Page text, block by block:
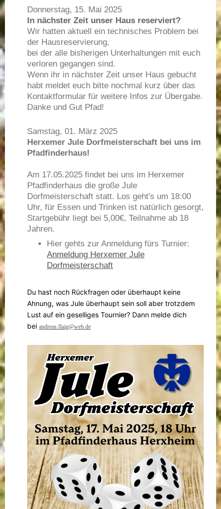
Donnerstag, 15. Mai 2025
In nächster Zeit unser Haus reserviert?
Wir hatten aktuell ein technisches Problem bei
der Hausreservierung,
bei der alle bisherigen Unterhaltungen mit euch
verloren gegangen sind.
Wenn ihr in nächster Zeit unser Haus gebucht
habt meldet euch bitte nochmal kurz über das
Kontaktformular für weitere Infos zur Übergabe.
Danke und Gut Pfad!
Samstag, 01. März 2025
Herxemer Jule Dorfmeisterschaft bei uns im
Pfadfinderhaus!
Am 17.05.2025 findet bei uns im Herxemer
Pfadfinderhaus die große Jule
Dorfmeisterschaft statt. Los geht's um 18:00
Uhr, für Essen und Trinken ist natürlich gesorgt,
Startgebühr liegt bei 5,00€, Teilnahme ab 18
Jahren.
Hier gehts zur Anmeldung fürs Turnier:
Anmeldung Herxemer Jule
Dorfmeisterschaft
Du hast noch Rückfragen oder überhaupt keine
Ahnung, was Jule überhaupt sein soll aber trotzdem
Lust auf ein geselliges Tournier? Dann melde dich
bei andreas.flaig@web.de